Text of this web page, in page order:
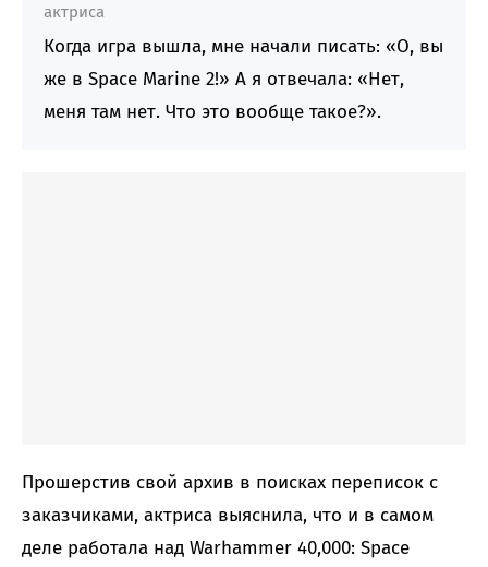
актриса
Когда игра вышла, мне начали писать: «О, вы
же в Space Marine 2!» А я отвечала: «Нет,
меня там нет. Что это вообще такое?».
Прошерстив свой архив в поисках переписок с
заказчиками, актриса выяснила, что и в самом
деле работала над Warhammer 40,000: Space